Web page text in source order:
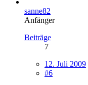
sanne82
Anfänger
Beiträge
7
12. Juli 2009
#6